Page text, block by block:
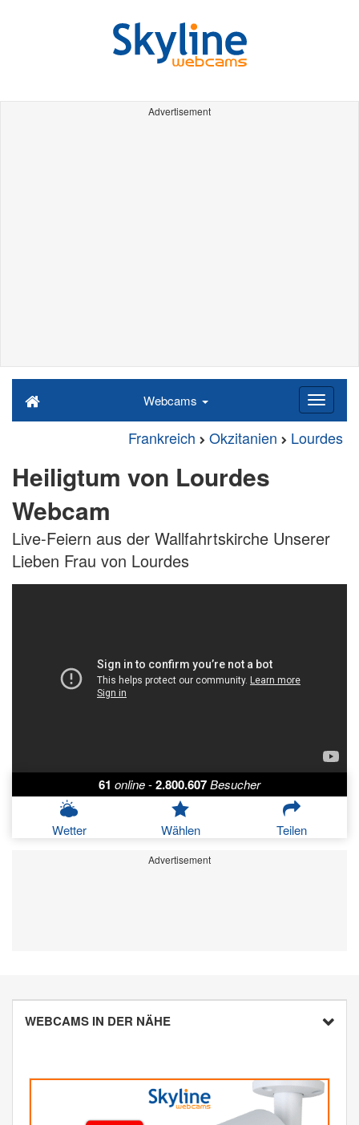
Advertisement
Webcams
Frankreich Okzitanien Lourdes
Heiligtum von Lourdes
Webcam
Live-Feiern aus der Wallfahrtskirche Unserer
Lieben Frau von Lourdes
61 online-2.800.607Besucher
Wetter Wählen Teilen
Advertisement
WEBCAMS IN DER NÄHE